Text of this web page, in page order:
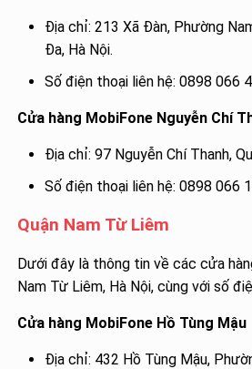
Địa chỉ: 213 Xã Đàn, Phường
Đa, Hà Nội.
Số điện thoại liên hệ: 0898 066
Cửa hàng MobiFone Nguyễn Chí
Địa chỉ: 97 Nguyễn Chí Thanh,
Số điện thoại liên hệ: 0898 066
Quận Nam Từ Liêm
Dưới đây là thông tin về các cửa
Nam Từ Liêm, Hà Nội, cùng với số
Cửa hàng MobiFone Hồ Tùng Mậu
Địa chỉ: 432 Hồ Tùng Mậu,